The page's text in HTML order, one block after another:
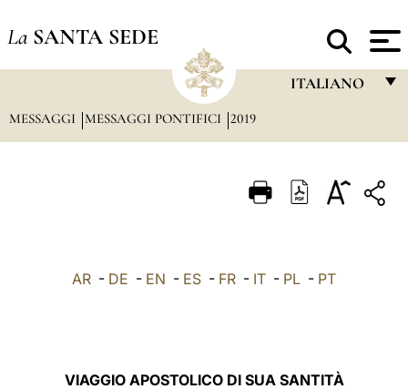
La SANTA SEDE
ITALIANO
ITALIANO
MESSAGGI MESSAGGI PONTIFICI 2019
AR - DE - EN - ES - FR - IT - PL - PT
VIAGGIO APOSTOLICO DI SUA SANTITÀ